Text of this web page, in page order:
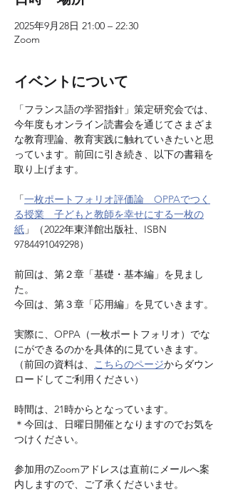
2025年9月28日 21:00 – 22:30
Zoom
イベントについて
「フランス語の学習指針」策定研究会では、
今年度もオンライン読書会を通じてさまざま
な教育理論、教育実践に触れていきたいと思
っています。前回に引き続き、以下の書籍を
取り上げます。
「一枚ポートフォリオ評価論　OPPAでつく
る授業　子どもと教師を幸せにする一枚の
紙 」（2022年東洋館出版社、ISBN
9784491049298）
前回は、第２章「基礎・基本編」を見まし
た。
今回は、第３章「応用編」を見ていきます。
実際に、OPPA（一枚ポートフォリオ）でな
にができるのかを具体的に見ていきます。
（前回の資料は、 こちらのページからダウン
ロードしてご利用ください）
時間は、21時からとなっています。
＊今回は、日曜日開催となりますのでお気を
つけください。
参加用のZoomアドレスは直前にメールへ案
内しますので、ご了承くださいませ。